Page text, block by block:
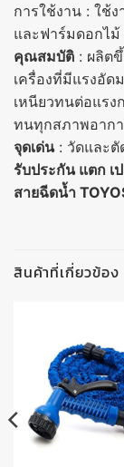
การใช้งาน : ใช้
และฟาร์มดอกไม้
คุณสมบัติ : ผลิต
เครื่องที่มีแรงอั
เหนียวทนต่อแร
ทนทุกสภาพอาก
จุดเด่น: วัดและตั
รับประกัน แตก
สายฉีดน้ำ
สินค้าที่เกี่ยวข้อง